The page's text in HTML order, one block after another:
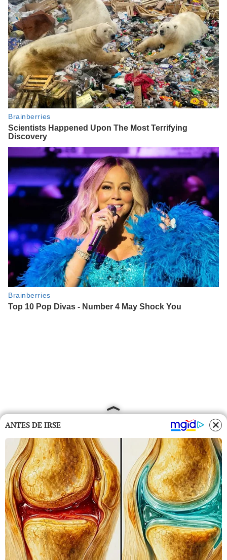
ANTES DE IRSE